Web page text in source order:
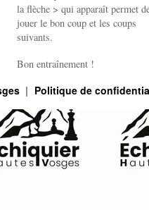
la flèche > qui apparaît permet
jouer le bon coup et les coups
suivants.
Bon entraînement !
Politique de